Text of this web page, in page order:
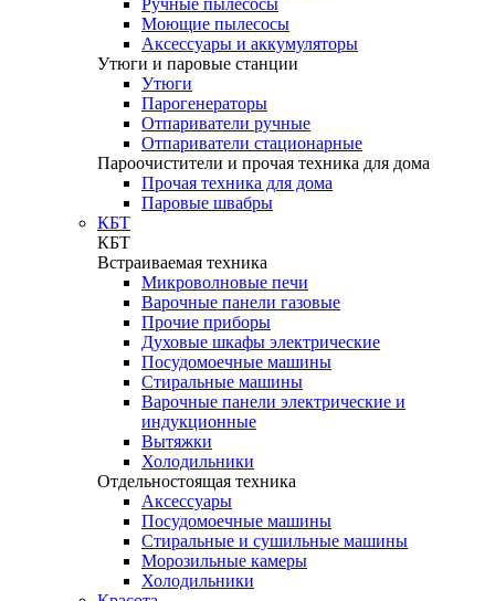
Ручные пылесосы
Моющие пылесосы
Аксессуары и аккумуляторы
Утюги и паровые станции
Утюги
Парогенераторы
Отпариватели ручные
Отпариватели стационарные
Пароочистители и прочая техника для дома
Прочая техника для дома
Паровые швабры
КБТ
КБТ
Встраиваемая техника
Микроволновые печи
Варочные панели газовые
Прочие приборы
Духовые шкафы электрические
Посудомоечные машины
Стиральные машины
Варочные панели электрические и
индукционные
Вытяжки
Холодильники
Отдельностоящая техника
Аксессуары
Посудомоечные машины
Стиральные и сушильные машины
Морозильные камеры
Холодильники